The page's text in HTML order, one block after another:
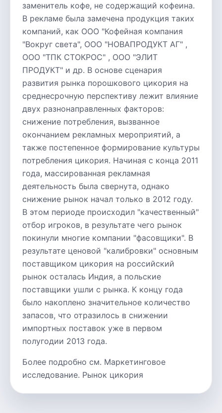
заменитель кофе, не содержащий кофеина.
В рекламе была замечена продукция таких
компаний, как ООО "Кофейная компания
"Вокруг света", ООО "НОВАПРОДУКТ АГ" ,
ООО "ТПК СТОКРОС" , ООО "ЭЛИТ
ПРОДУКТ" и др. В основе сценария
развития рынка порошкового цикория на
среднесрочную перспективу лежит влияние
двух разнонаправленных факторов:
снижение потребления, вызванное
окончанием рекламных мероприятий, а
также постепенное формирование культуры
потребления цикория. Начиная с конца 2011
года, массированная рекламная
деятельность была свернута, однако
снижение рынок начал только в 2012 году.
В этом периоде происходил "качественный"
отбор игроков, в результате чего рынок
покинули многие компании "фасовщики". В
результате ценовой "калибровки" основным
поставщиком цикория на российский
рынок осталась Индия, а польские
поставщики ушли с рынка. К концу года
было накоплено значительное количество
запасов, что отразилось в снижении
импортных поставок уже в первом
полугодии 2013 года.
Более подробно см. Маркетинговое
исследование. Рынок цикория